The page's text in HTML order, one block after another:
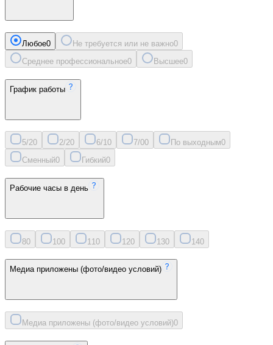
Любое0 Не требуется или не важно0
Среднее профессиональное0 Высшее0
График работы
5/20 2/20 6/10 7/00 По выходным0
Сменный0 Гибкий0
Рабочие часы в день
80 100 11 0 120 130 140
Медиа приложены (фото/видео условий)
Медиа приложены (фото/видео условий)0